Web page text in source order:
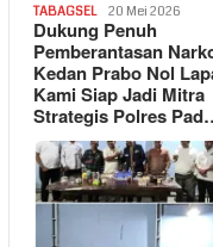
TABAGSEL 20 Mei 2026
Dukung Penuh
Pemberantasan
Kedan Prabo Nol
Kami Siap Jadi Mitra
Strategis Polres